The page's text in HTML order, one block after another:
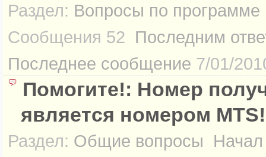
Раздел: Вопросы по программе
Сообщения 52 Последним
Последнее сообщение 7/01/
Помогите!: Номер
является номером MTS!
Раздел: Общие вопросы
Начал